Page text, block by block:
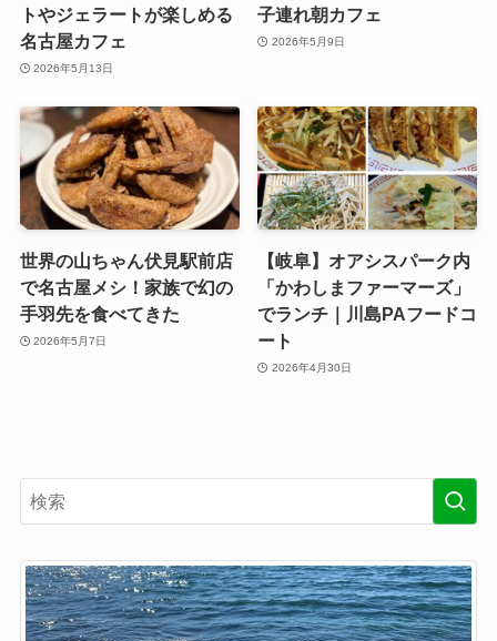
トやジェラートが楽しめる
名古屋カフェ
2026年5月13日
子連れ朝カフェ
2026年5月9日
世界の山ちゃん伏見駅前店
で名古屋メシ！家族で幻の
手羽先を食べてきた
2026年5月7日
【岐阜】オアシスパーク内
「かわしまファーマーズ」
でランチ｜川島PAフードコ
ート
2026年4月30日